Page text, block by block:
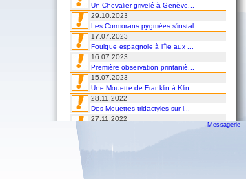
Un Chevalier grivelé à Genève...
29.10.2023
Les Cormorans pygmées s'instal...
17.07.2023
Foulque espagnole à l'île aux ...
16.07.2023
Première observation printaniè...
15.07.2023
Une Mouette de Franklin à Klin...
28.11.2022
Des Mouettes tridactyles sur l...
27.11.2022
Messagerie -